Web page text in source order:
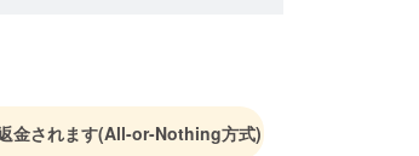
金されます(All-or-Nothing方式)